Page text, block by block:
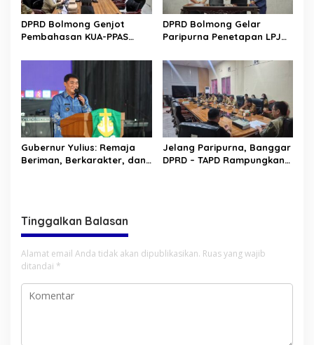
DPRD Bolmong Genjot
Pembahasan KUA-PPAS
DPRD Bolmong Gelar
Paripurna Penetapan LPJ
Gubernur Yulius: Remaja
Beriman, Berkarakter, dan
Jelang Paripurna, Banggar
DPRD – TAPD Rampungkan
Tinggalkan Balasan
Alamat email Anda tidak akan dipublikasikan. Ruas yang wajib
ditandai *